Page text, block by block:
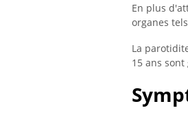
En plus
organes
La
15 ans